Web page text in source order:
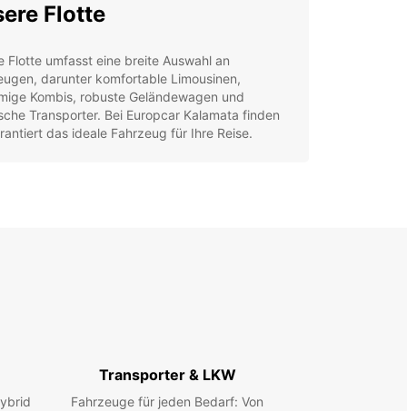
Flotte
Flotte umfasst eine breite Auswahl an
darunter komfortable Limousinen,
Kombis, robuste Geländewagen und
Transporter. Bei Europcar Kalamata finden
das ideale Fahrzeug für Ihre Reise.
die Hauptstadt der Messenien-Region, ist
Transporter & LKW
Fahrzeuge für jeden Bedarf: Von